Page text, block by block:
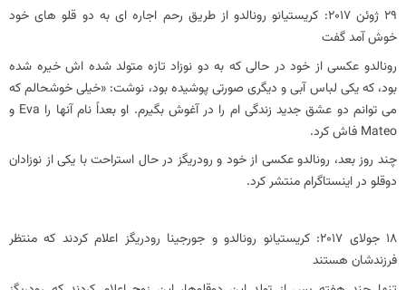
29 ژوئن 2017: کریستیانو رونالدو از طریق رحم اجاره ای به دو قلو های خود
خوش آمد گفت
رونالدو عکسی از خود در حالی که به دو نوزاد تازه متولد شده اش خیره شده
بود، که یکی لباس آبی و دیگری صورتی پوشیده بود، نوشت: «خیلی خوشحالم که
می توانم دو عشق جدید زندگی ام را در آغوش بگیرم. او بعداً نام آنها را Eva و
Mateo فاش کرد.
چند روز بعد، رونالدو عکسی از خود و رودریگز در حال استراحت با یکی از نوزادان
دوقلو در اینستاگرام منتشر کرد.
18 جولای 2017: کریستیانو رونالدو و جورجینا رودریگز اعلام کردند که منتظر
فرزندشان هستند